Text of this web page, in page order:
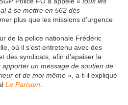
à se mettre en 562 dès
plus que les missions d’urgence
de la police nationale Frédéric
où il s’est entretenu avec des
des syndicats, afin d’apaiser la
apporter un message de soutien de
et de moi-même », a-t-il expliqué
Le Parisien.